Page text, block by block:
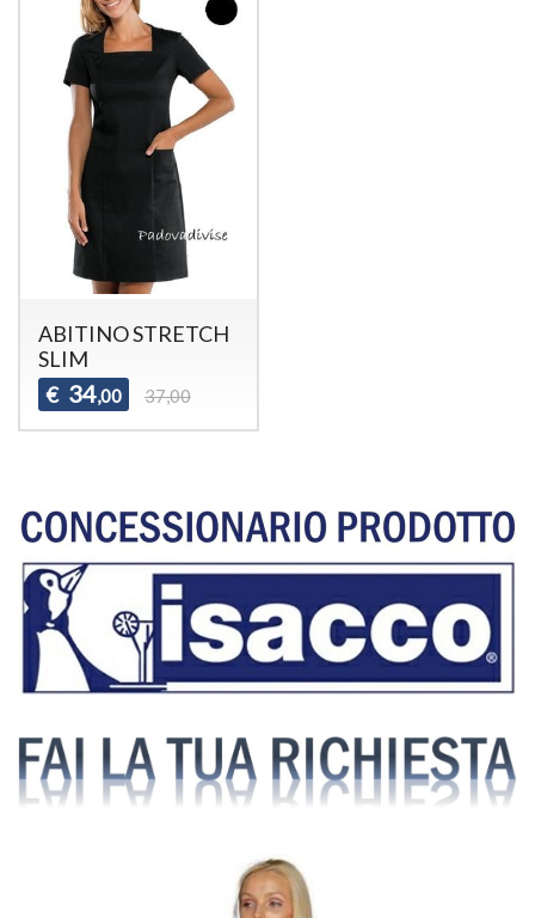
ABITINO STRETCH
SLIM
€ 34,00 37,00